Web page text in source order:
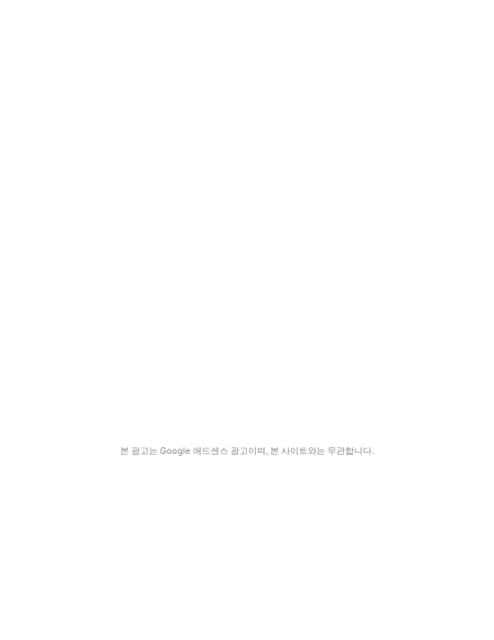
본 광고는 Google 애드센스 광고이며, 본 사이트와는 무관합니다.